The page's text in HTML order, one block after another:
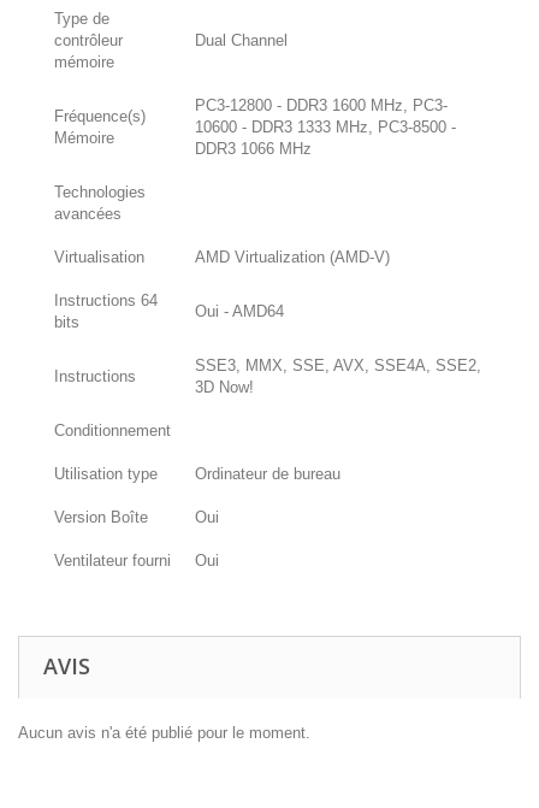
Type de
contrôleur
mémoire
Dual Channel
Fréquence(s)
Mémoire
PC3-12800 - DDR3 1600 MHz, PC3-
10600 - DDR3 1333 MHz, PC3-8500 -
DDR3 1066 MHz
Technologies
avancées
Virtualisation AMD Virtualization (AMD-V)
Instructions 64
bits
Oui - AMD64
Instructions
SSE3, MMX, SSE, AVX, SSE4A, SSE2,
3D Now!
Conditionnement
Utilisation type Ordinateur de bureau
Version Boîte Oui
Ventilateur fourni Oui
AVIS
Aucun avis n'a été publié pour le moment.